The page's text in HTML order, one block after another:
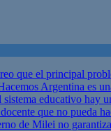
que el principal
Argentina es
educativo hay
que no pueda
de Milei no